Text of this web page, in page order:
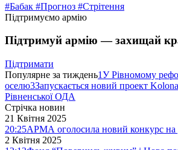
#Бабак #Прогноз #Стрітення
Підтримуємо армію
Підтримуй армію — захищай
Підтримати
Популярне за тиждень1У Рівномому
оселю3Запускається новий проект
Рівненської ОДА
Стрічка новин
21 Квітня 2025
20:25АРМА оголосила новий конкурс на
2 Квітня 2025